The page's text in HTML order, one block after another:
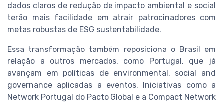
dados claros de redução de impacto ambiental e social
terão mais facilidade em atrair patrocinadores com
metas robustas de ESG sustentabilidade.
Essa transformação também reposiciona o Brasil em
relação a outros mercados, como Portugal, que já
avançam em políticas de environmental, social and
governance aplicadas a eventos. Iniciativas como a
Network Portugal do Pacto Global e a Compact Network